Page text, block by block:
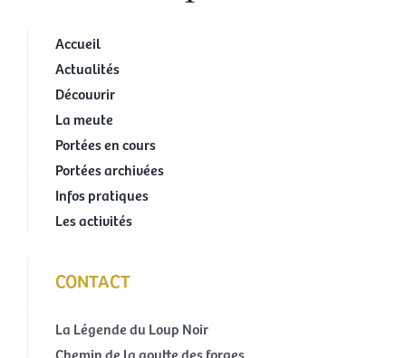
Accueil
Actualités
Découvrir
La meute
Portées en cours
Portées archivées
Infos pratiques
Les activités
CONTACT
La Légende du Loup Noir
Chemin de la goutte des forges